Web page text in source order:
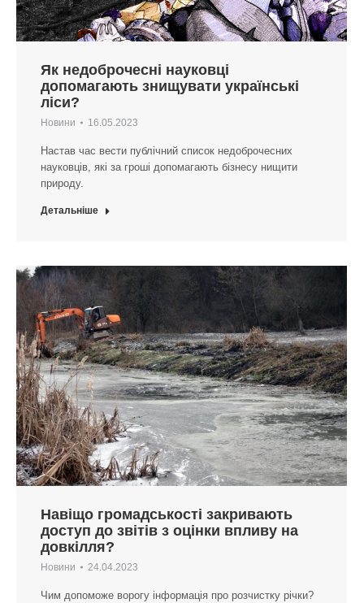
Як недоброчесні науковці
допомагають знищувати українські
ліси?
Новини 16.05.2023
Настав час вести публічний список недоброчесних
науковців, які за гроші допомагають бізнесу нищити
природу.
Детальніше
Навіщо громадськості закривають
доступ до звітів з оцінки впливу на
довкілля?
Новини 24.04.2023
Чим допоможе ворогу інформація про розчистку річки?